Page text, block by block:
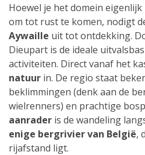
Hoewel je het domein
om tot rust te komen, nodigt
Aywaille uit tot ontdekking.
Dieupart is de ideale
activiteiten. Direct vanaf het
natuur in. De regio staat
beklimmingen (denk aan de
wielrenners) en prachtige
aanrader is de wandeling
enige bergrivier van België,
rijafstand ligt.